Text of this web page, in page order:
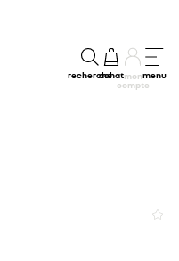
rechercheachatmon
compte
menu